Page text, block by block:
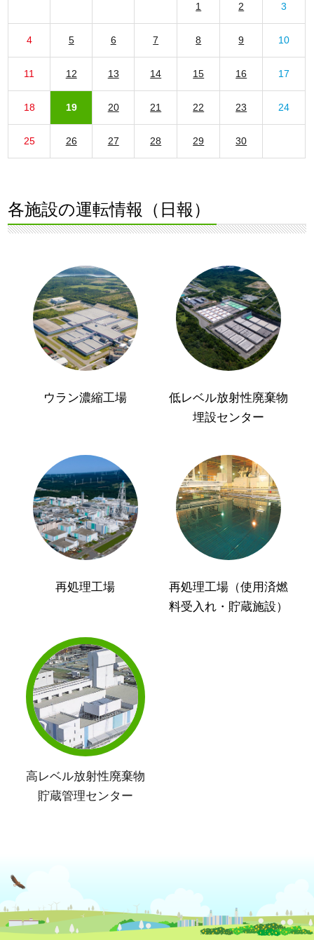
1 2 3
4 5 6 7 8 9 10
11 12 13 14 15 16 17
18 19 20 21 22 23 24
25 26 27 28 29 30
各施設の運転情報（日報）
ウラン濃縮工場
低レベル放射性廃棄物
埋設センター
再処理工場
再処理工場（使用済燃
料受入れ・貯蔵施設）
高レベル放射性廃棄物
貯蔵管理センター